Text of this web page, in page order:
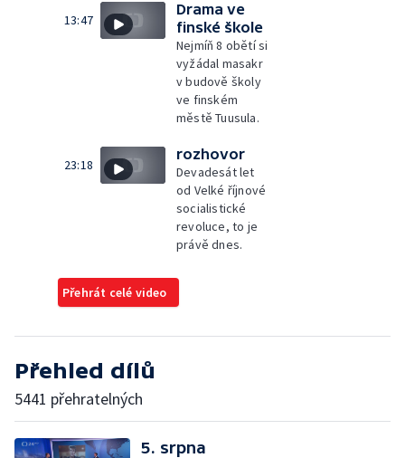
13:47
Drama ve
finské škole
Nejmíň 8 obětí si
vyžádal masakr
v budově školy
ve finském
městě Tuusula.
23:18
rozhovor
Devadesát let
od Velké říjnové
socialistické
revoluce, to je
právě dnes.
Přehrát celé video
Přehled dílů
5441 přehratelných
5. srpna